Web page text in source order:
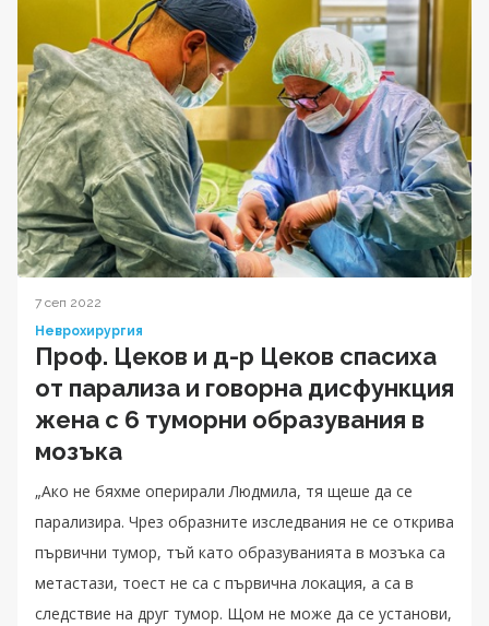
7 сеп 2022
Неврохирургия
Проф. Цеков и д-р Цеков спасиха
от парализа и говорна дисфункция
жена с 6 туморни образувания в
мозъка
„Ако не бяхме оперирали Людмила, тя щеше да се
парализира. Чрез образните изследвания не се открива
първични тумор, тъй като образуванията в мозъка са
метастази, тоест не са с първична локация, а са в
следствие на друг тумор. Щом не може да се установи,